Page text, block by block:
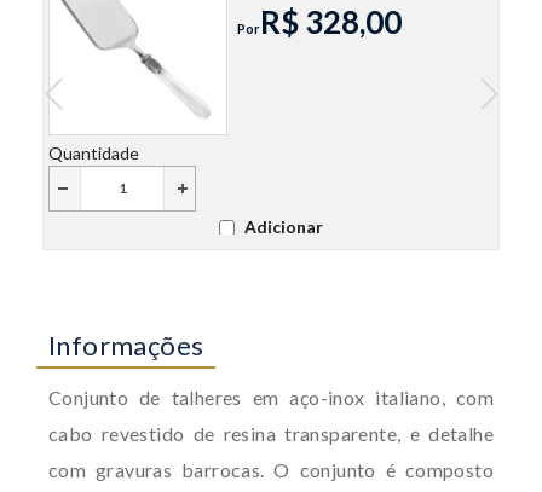
Quantidade
R$ 328,00
Adicionar
Informações
Conjunto de talheres em aço-inox italiano, com
cabo revestido de resina transparente, e detalhe
com gravuras barrocas. O conjunto é composto